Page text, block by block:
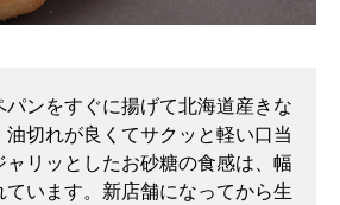
ンをすぐに揚げて北海道産きな
油切れが良くてサクッと軽い口当
ャリッとしたお砂糖の食感は、幅
ています。新店舗になってから生